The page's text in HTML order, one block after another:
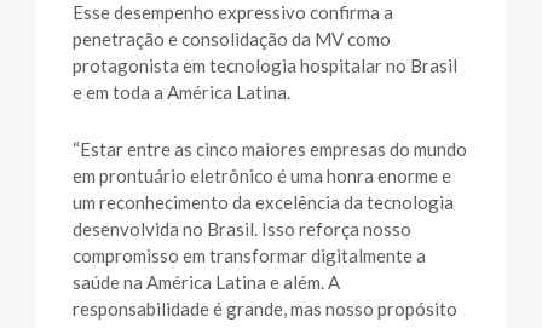
Esse desempenho expressivo confirma a
penetração e consolidação da MV como
protagonista em tecnologia hospitalar no Brasil
e em toda a América Latina.
“Estar entre as cinco maiores empresas do mundo
em prontuário eletrônico é uma honra enorme e
um reconhecimento da excelência da tecnologia
desenvolvida no Brasil. Isso reforça nosso
compromisso em transformar digitalmente a
saúde na América Latina e além. A
responsabilidade é grande, mas nosso propósito